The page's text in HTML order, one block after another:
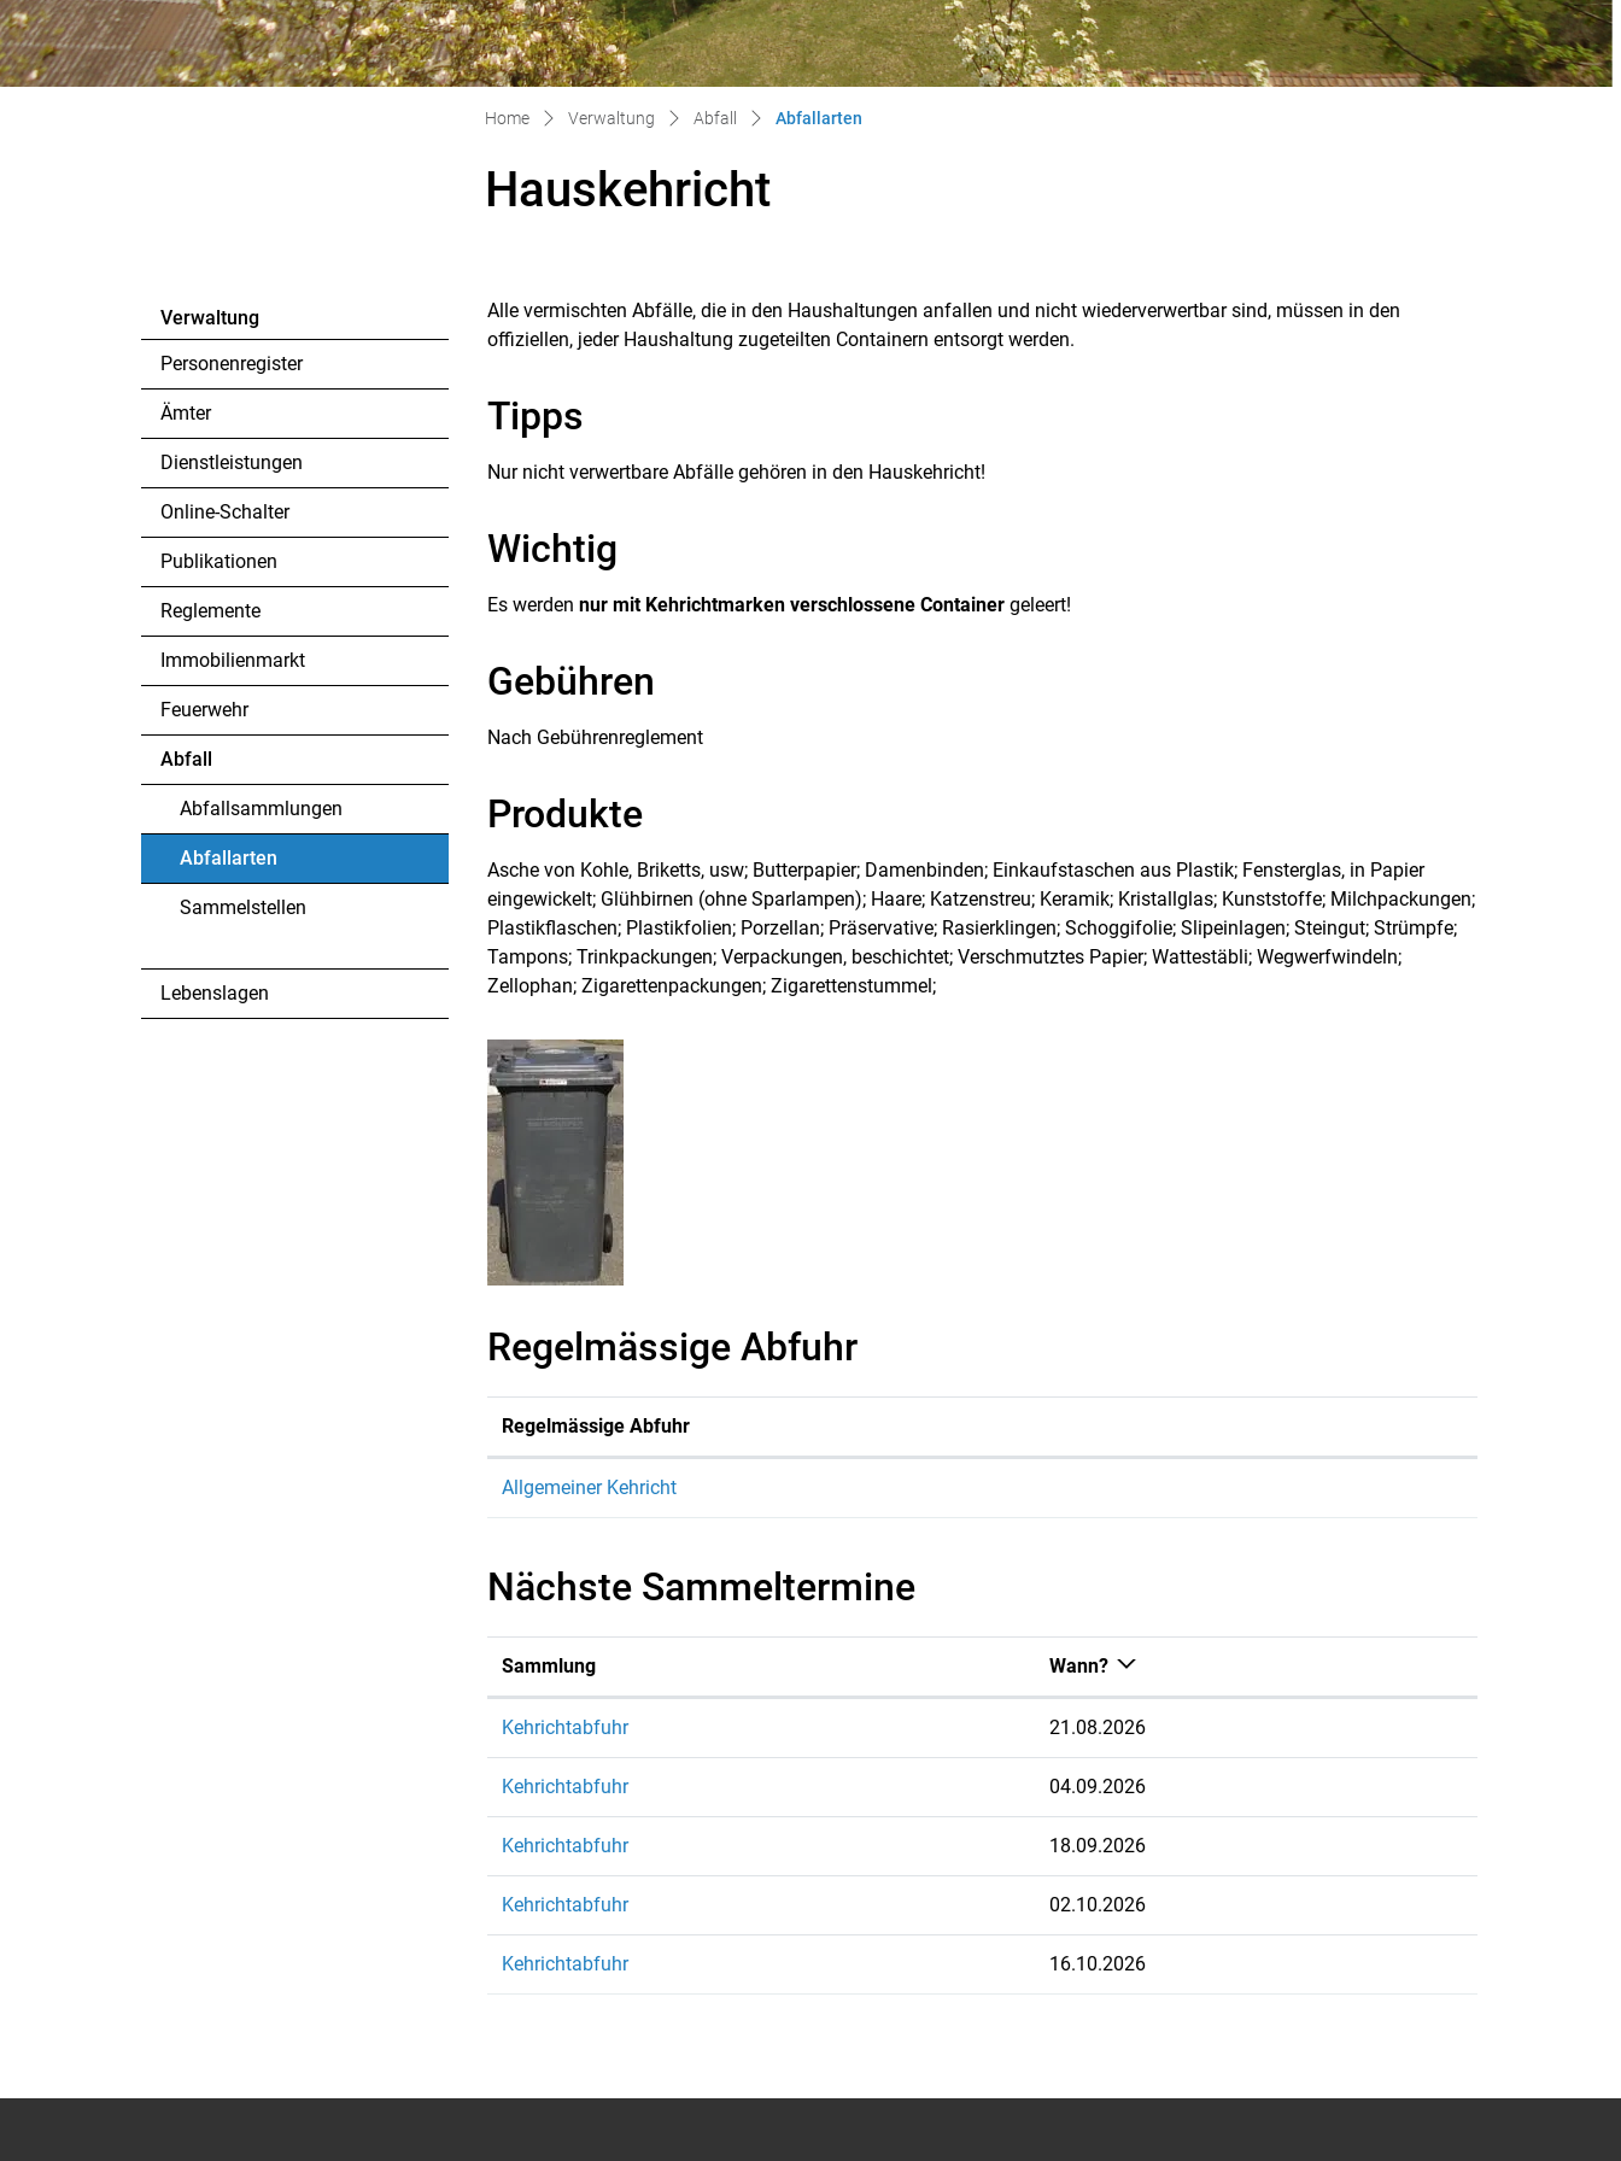
Home Verwaltung Abfall Abfallarten
Hauskehricht
Verwaltung
Personenregister
Ämter
Dienstleistungen
Online-Schalter
Publikationen
Reglemente
Immobilienmarkt
Feuerwehr
Abfall
Abfallsammlungen
Abfallarten
(ausgewählt)
Sammelstellen
Lebenslagen
Alle vermischten Abfälle, die in den Haushaltungen anfallen und nicht wiederverwertbar sind, müssen in den
offiziellen, jeder Haushaltung zugeteilten Containern entsorgt werden.
Tipps
Nur nicht verwertbare Abfälle gehören in den Hauskehricht!
Wichtig
Es werden nur mit Kehrichtmarken verschlossene Container geleert!
Gebühren
Nach Gebührenreglement
Produkte
Asche von Kohle, Briketts, usw; Butterpapier; Damenbinden; Einkaufstaschen aus Plastik; Fensterglas, in Papier
eingewickelt; Glühbirnen (ohne Sparlampen); Haare; Katzenstreu; Keramik; Kristallglas; Kunststoffe; Milchpackungen;
Plastikflaschen; Plastikfolien; Porzellan; Präservative; Rasierklingen; Schoggifolie; Slipeinlagen; Steingut; Strümpfe;
Tampons; Trinkpackungen; Verpackungen, beschichtet; Verschmutztes Papier; Wattestäbli; Wegwerfwindeln;
Zellophan; Zigarettenpackungen; Zigarettenstummel;
Regelmässige Abfuhr
Regelmässige Abfuhr
Allgemeiner Kehricht
Nächste Sammeltermine
Sammlung Wann?
Kehrichtabfuhr 21.08.2026
Kehrichtabfuhr 04.09.2026
Kehrichtabfuhr 18.09.2026
Kehrichtabfuhr 02.10.2026
Kehrichtabfuhr 16.10.2026